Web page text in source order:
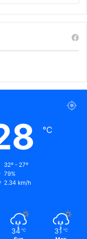
℃
32º - 27º
79%
2.34 km/h
34 ℃ 31 ℃